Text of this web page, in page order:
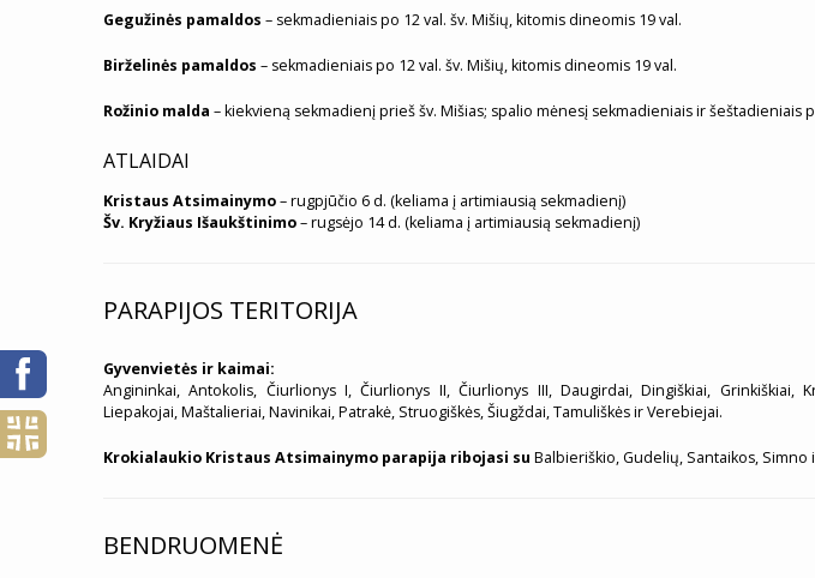
Gegužinės pamaldos – sekmadieniais po 12 val. šv. Mišių, kitomis dineomis 19 val.
Birželinės pamaldos – sekmadieniais po 12 val. šv. Mišių, kitomis dineomis 19 val.
Rožinio malda – kiekvieną sekmadienį prieš šv. Mišias; spalio mėnesį sekmadieniais ir šeštadieniais
ATLAIDAI
Kristaus Atsimainymo– rugpjūčio 6 d. (keliama į artimiausią sekmadienį)
Šv. Kryžiaus Išaukštinimo– rugsėjo 14 d. (keliama į artimiausią sekmadienį)
PARAPIJOS TERITORIJA
Gyvenvietės ir kaimai:
Angininkai, Antokolis, Čiurlionys I, Čiurlionys II, Čiurlionys III, Daugirdai, Dingiškiai, Grinkiškiai,
Liepakojai, Maštalieriai, Navinikai, Patrakė, Struogiškės, Šiugždai, Tamuliškės ir Verebiejai.
Krokialaukio Kristaus Atsimainymo parapija ribojasi su Balbieriškio, Gudelių, Santaikos,
BENDRUOMENĖ